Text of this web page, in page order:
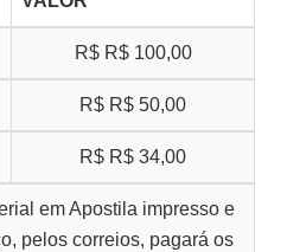
R$ R$ 100,00
R$ R$ 50,00
R$ R$ 34,00
em Apostila impresso e
pelos correios, pagará os